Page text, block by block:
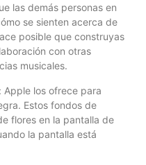
las demás personas en
se sienten acerca de
posible que construyas
con otras
musicales.
Apple los ofrece para
Estos fondos de
flores en la pantalla de
la pantalla está